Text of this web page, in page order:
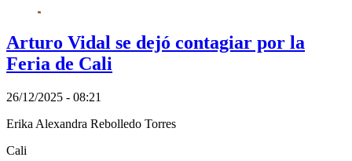
Arturo Vidal se dejó contagiar por la
Feria de Cali
26/12/2025 - 08:21
Erika Alexandra Rebolledo Torres
Cali